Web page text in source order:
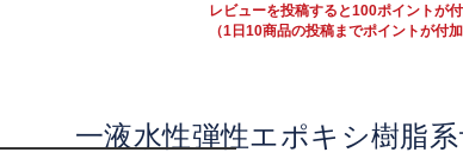
レビューを投稿すると100ポイントが
（1日10商品の投稿までポイントが付
一液水性弾性エポキシ樹脂